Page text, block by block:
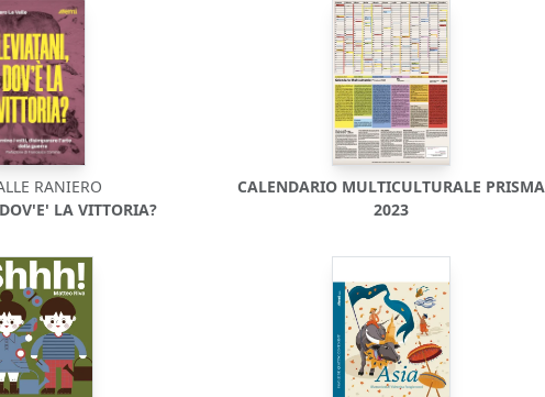
RANIERO
LA VITTORIA?
CALENDARIO MULTICULTURALE PRISMA
2023